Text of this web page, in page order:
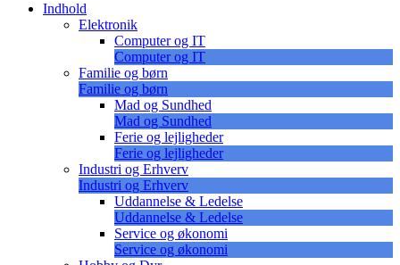
Indhold
Elektronik
Computer og IT
Computer og IT
Familie og børn
Familie og børn
Mad og Sundhed
Mad og Sundhed
Ferie og lejligheder
Ferie og lejligheder
Industri og Erhverv
Industri og Erhverv
Uddannelse & Ledelse
Uddannelse & Ledelse
Service og økonomi
Service og økonomi